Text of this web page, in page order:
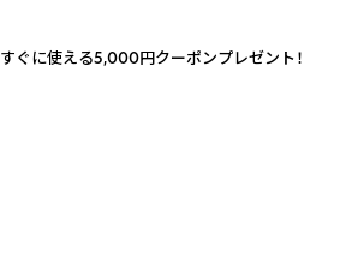
すぐに使える5,000円クーポンプレゼント！